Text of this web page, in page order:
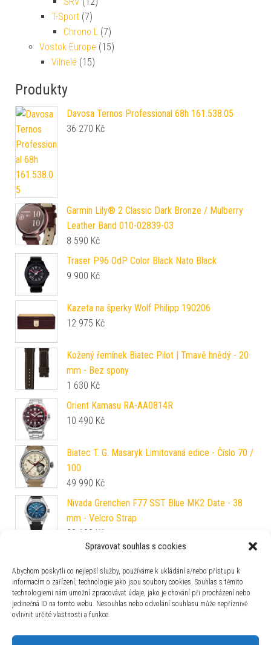
Spravovat souhlas s cookies
Abychom poskytli co nejlepší služby, používáme k ukládání a/nebo přístupu k
informacím o zařízení, technologie jako jsou soubory cookies. Souhlas s těmito
technologiemi nám umožní zpracovávat údaje, jako je chování při procházení nebo
jedinečná ID na tomto webu. Nesouhlas nebo odvolání souhlasu může nepříznivě
ovlivnit určité vlastnosti a funkce.
T-Sport (7)
Chrono L (7)
Vostok Europe (15)
Vilnelé (15)
Produkty
Davosa Ternos Professional 68h 161.538.05
36 270 Kč
Garmin Lily® 2 Classic Dark Bronze / Mulberry
Leather Band 010-02839-03
8 590 Kč
Traser P96 OdP Color Black Nato Black
9 900 Kč
Kazeta na šperky Wolf Philipp 190206
12 975 Kč
Kožený řemínek Biatec Pilot | Tmavě hnědý - 20
mm - Bez spony
1 630 Kč
Orient Kamasu RA-AA0814R
10 490 Kč
Biatec T. G. Masaryk Limitovaná edice - Číslo 70 /
100
49 990 Kč
Nivada Grenchen F77 SST Blue MK2 Date - 38
mm - Velcro Strap
30 100 Kč
Casio G-Shock GG-B100X-1A3ER Mudmaster
9 990Kč
Festina Swiss Made 20025/2
4 490Kč